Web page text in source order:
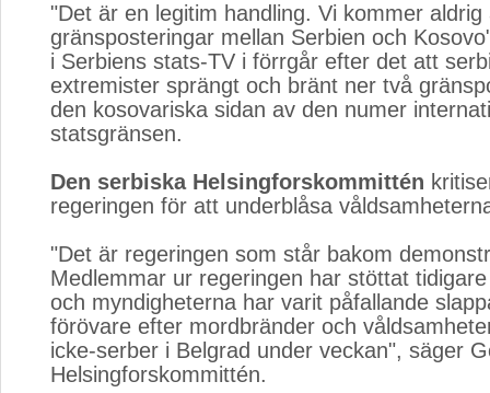
"Det är en legitim handling. Vi kommer
gränsposteringar mellan Serbien och
i Serbiens stats-TV i förrgår efter det att
extremister sprängt och bränt ner två
den kosovariska sidan av den numer
statsgränsen.
Den serbiska Helsingforskommittén
regeringen för att underblåsa
"Det är regeringen som står bakom
Medlemmar ur regeringen har stöttat
och myndigheterna har varit påfallande
förövare efter mordbränder och
icke-serber i Belgrad under veckan", säger
Helsingforskommittén.